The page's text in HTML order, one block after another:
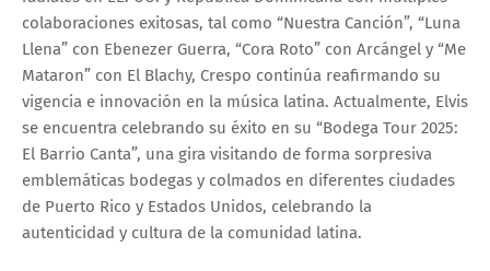
colaboraciones exitosas, tal como “Nuestra Canción”, “Luna
Llena” con Ebenezer Guerra, “Cora Roto” con Arcángel y “Me
Mataron” con El Blachy, Crespo continúa reafirmando su
vigencia e innovación en la música latina. Actualmente, Elvis
se encuentra celebrando su éxito en su “Bodega Tour 2025:
El Barrio Canta”, una gira visitando de forma sorpresiva
emblemáticas bodegas y colmados en diferentes ciudades
de Puerto Rico y Estados Unidos, celebrando la
autenticidad y cultura de la comunidad latina.